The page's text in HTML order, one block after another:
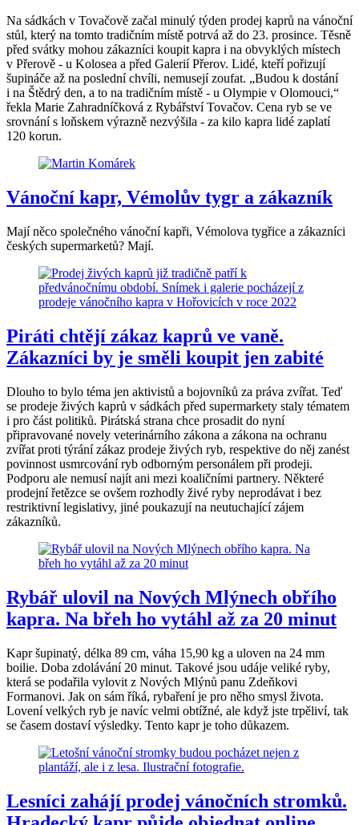
Na sádkách v Tovačově začal minulý týden prodej kaprů na vánoční
stůl, který na tomto tradičním místě potrvá až do 23. prosince. Těsně
před svátky mohou zákazníci koupit kapra i na obvyklých místech
v Přerově - u Kolosea a před Galerií Přerov. Lidé, kteří pořizují
šupináče až na poslední chvíli, nemusejí zoufat. „Budou k dostání
i na Štědrý den, a to na tradičním místě - u Olympie v Olomouci,“
řekla Marie Zahradníčková z Rybářství Tovačov. Cena ryb se ve
srovnání s loňskem výrazně nezvýšila - za kilo kapra lidé zaplatí
120 korun.
Vánoční kapr, Vémolův tygr a zákazník
Mají něco společného vánoční kapři, Vémolova tygřice a zákazníci
českých supermarketů? Mají.
Piráti chtějí zákaz kaprů ve vaně.
Zákazníci by je směli koupit jen zabité
Dlouho to bylo téma jen aktivistů a bojovníků za práva zvířat. Teď
se prodeje živých kaprů v sádkách před supermarkety staly tématem
i pro část politiků. Pirátská strana chce prosadit do nyní
připravované novely veterinárního zákona a zákona na ochranu
zvířat proti týrání zákaz prodeje živých ryb, respektive do něj zanést
povinnost usmrcování ryb odborným personálem při prodeji.
Podporu ale nemusí najít ani mezi koaličními partnery. Některé
prodejní řetězce se ovšem rozhodly živé ryby neprodávat i bez
restriktivní legislativy, jiné poukazují na neutuchající zájem
zákazníků.
Rybář ulovil na Nových Mlýnech obřího
kapra. Na břeh ho vytáhl až za 20 minut
Kapr šupinatý, délka 89 cm, váha 15,90 kg a uloven na 24 mm
boilie. Doba zdolávání 20 minut. Takové jsou udáje veliké ryby,
která se podařila vylovit z Nových Mlýnů panu Zdeňkovi
Formanovi. Jak on sám říká, rybaření je pro něho smysl života.
Lovení velkých ryb je navíc velmi obtížné, ale když jste trpěliví, tak
se časem dostaví výsledky. Tento kapr je toho důkazem.
Lesníci zahájí prodej vánočních stromků.